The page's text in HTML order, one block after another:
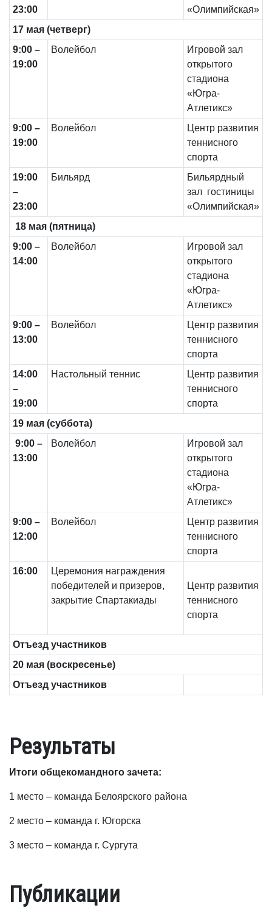
23:00
«Олимпийская»
17мая (четверг)
9:00 –
19:00
Волейбол
Игровой зал
открытого
стадиона
«Югра-
Атлетикс»
9:00 –
19:00
Волейбол
Центр развития
теннисного
спорта
19:00
–
23:00
Бильярд
Бильярдный
зал гостиницы
«Олимпийская»
18мая (пятница)
9:00 –
14:00
Волейбол
Игровой зал
открытого
стадиона
«Югра-
Атлетикс»
9:00 –
13:00
Волейбол
Центр развития
теннисного
спорта
14:00
–
19:00
Настольный теннис
Центр развития
теннисного
спорта
19мая (суббота)
9:00 –
13:00
Волейбол
Игровой зал
открытого
стадиона
«Югра-
Атлетикс»
9:00 –
12:00
Волейбол
Центр развития
теннисного
спорта
16:00
Церемония награждения
победителей и призеров,
закрытие Спартакиады
Центр развития
теннисного
спорта
Отъезд участников
20мая (воскресенье)
Отъезд участников
Результаты
Итоги общекомандного зачета:
1 место – команда Белоярского района
2 место – команда г. Югорска
3 место – команда г. Сургута
Публикации